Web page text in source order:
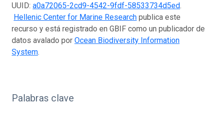
UUID: a0a72065-2cd9-4542-9fdf-58533734d5ed.
Hellenic Center for Marine Research publica este
recurso y está registrado en GBIF como un publicador de
datos avalado por Ocean Biodiversity Information
System.
Palabras clave